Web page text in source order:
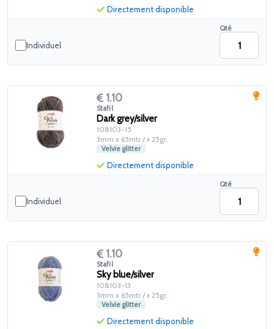
Individuel
Qté
Directement disponible
1.10
Stafil
Dark grey/silver
108103-15
3mm x 65mtr / ± 25gr.
Velvie glitter
Individuel
Qté
Directement disponible
1.10
Stafil
Sky blue/silver
108103-13
3mm x 65mtr / ± 25gr.
Velvie glitter
Directement disponible